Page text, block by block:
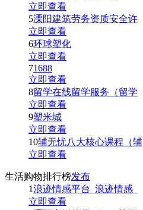
立即查看
5溧阳建筑劳务资质安全许
立即查看
6环球塑化
立即查看
71688
立即查看
8留学在线留学服务（留学
立即查看
9塑米城
立即查看
10辅无忧八大核心课程（辅
立即查看
生活购物排行榜发布
1浪迹情感平台_浪迹情感_
立即查看